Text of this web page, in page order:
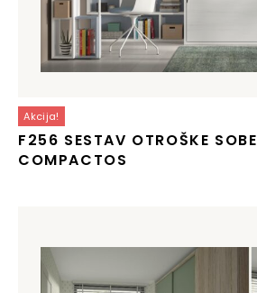
Akcija!
F256 SESTAV OTROŠKE SOBE
COMPACTOS